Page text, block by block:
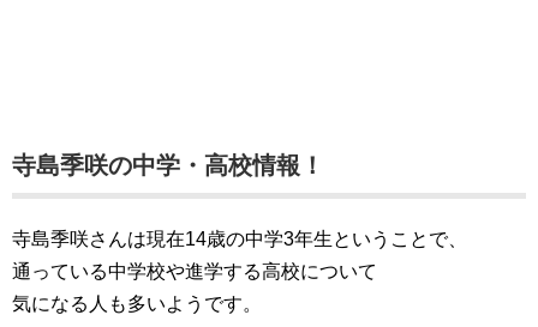
寺島季咲の中学・高校情報！
寺島季咲さんは現在14歳の中学3年生ということで、
通っている中学校や進学する高校について
気になる人も多いようです。